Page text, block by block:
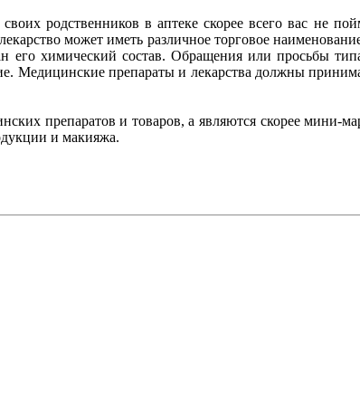
родственников в аптеке скорее всего вас не
может иметь различное торговое
его химический состав. Обращения или просьбы
Медицинские препараты и лекарства должны
препаратов и товаров, а являются скорее мини-
и макияжа.